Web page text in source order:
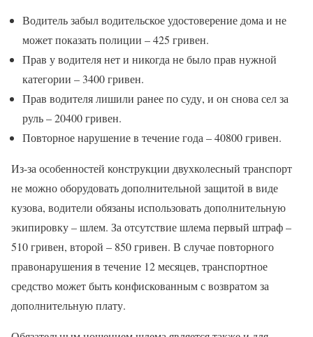
Водитель забыл водительское удостоверение дома и не
может показать полиции – 425 гривен.
Прав у водителя нет и никогда не было прав нужной
категории – 3400 гривен.
Прав водителя лишили ранее по суду, и он снова сел за
руль – 20400 гривен.
Повторное нарушение в течение года – 40800 гривен.
Из-за особенностей конструкции двухколесный транспорт
не можно оборудовать дополнительной защитой в виде
кузова, водители обязаны использовать дополнительную
экипировку – шлем. За отсутствие шлема первый штраф –
510 гривен, второй – 850 гривен. В случае повторного
правонарушения в течение 12 месяцев, транспортное
средство может быть конфискованным с возвратом за
дополнительную плату.